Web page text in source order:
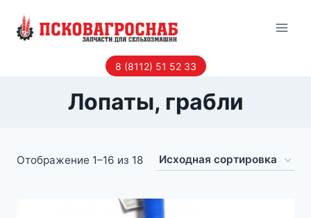
8 (8112) 51 52 33
Лопаты, грабли
Отображение 1–16 из 18